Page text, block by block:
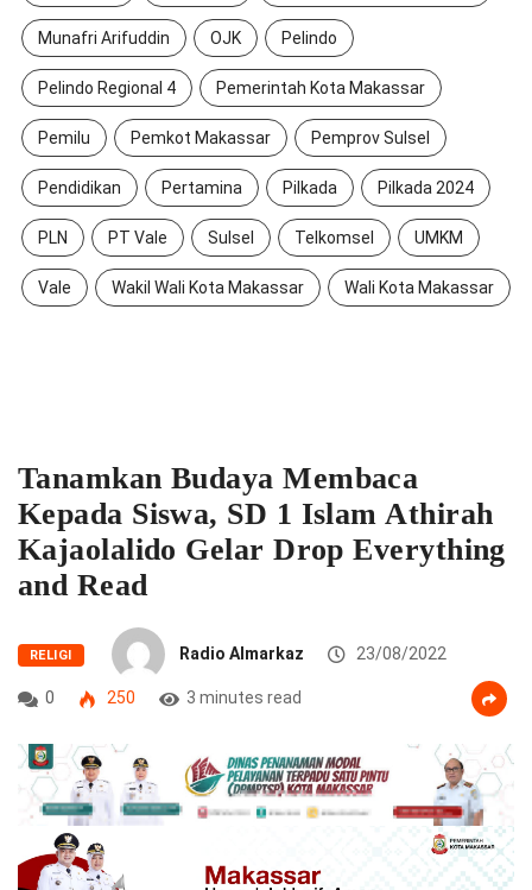
Munafri Arifuddin OJK Pelindo
Pelindo Regional 4 Pemerintah Kota Makassar
Pemilu Pemkot Makassar Pemprov Sulsel
Pendidikan Pertamina Pilkada Pilkada 2024
PLN PT Vale Sulsel Telkomsel UMKM
Vale Wakil Wali Kota Makassar Wali Kota Makassar
Tanamkan Budaya Membaca
Kepada Siswa, SD 1 Islam Athirah
Kajaolalido Gelar Drop Everything
and Read
RELIGI Radio Almarkaz 23/08/2022
0 250 3 minutes read